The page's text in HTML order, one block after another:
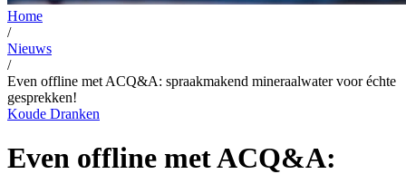
Home
/
Nieuws
/
Even offline met ACQ&A: spraakmakend mineraalwater voor échte
gesprekken!
Koude Dranken
Even offline met ACQ&A: